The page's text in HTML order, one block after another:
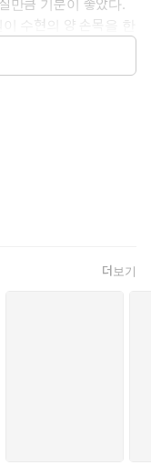
만큼 기분이 좋았다.
수현의 양 손목을 한
젖을 핥았다.
허리가 아찔하게 휘어
게 물든 오목한 배꼽
자지에 절로 힘이 들
가랑이 사이에 느릿
더보기